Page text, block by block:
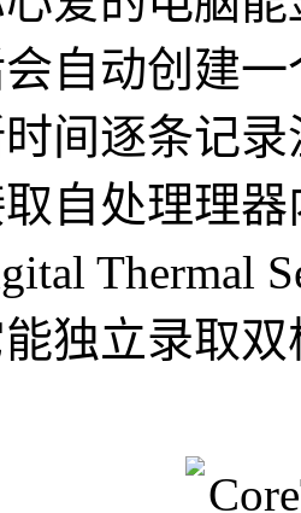
自动创建
间逐条记
自处理理
Thermal
独立录取